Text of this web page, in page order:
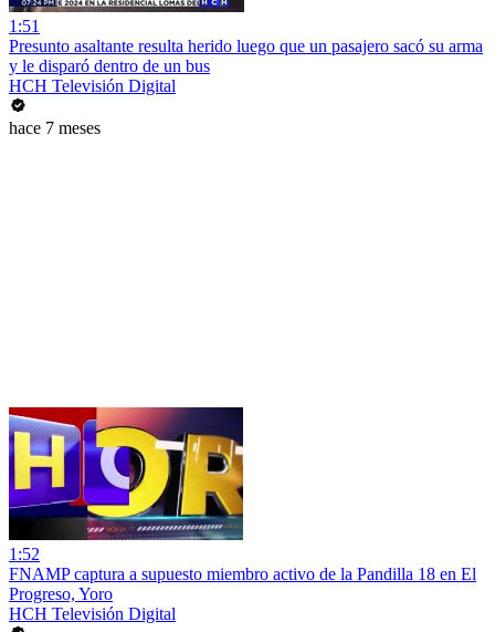
1:51
Presunto asaltante resulta herido luego que un pasajero sacó su arma
y le disparó dentro de un bus
HCH Televisión Digital
hace 7 meses
1:52
FNAMP captura a supuesto miembro activo de la Pandilla 18 en El
Progreso, Yoro
HCH Televisión Digital